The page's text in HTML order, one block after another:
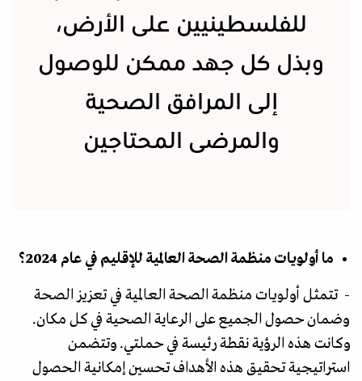
للفلسطينيين على الأرض،
وبذل كل جهد ممكن للوصول
إلى المرافق الصحية
والمرضى المحتاجين
ما أولويات منظمة الصحة العالمية للإقليم في عام 2024؟
- تتمثل أولويات منظمة الصحة العالمية في تعزيز الصحة
وضمان حصول الجميع على الرعاية الصحية في كل مكان.
وكانت هذه الرؤية نقطة رئيسة في حملتي. وتتضمن
استراتيجية تحقيق هذه الأهداف تحسين إمكانية الحصول